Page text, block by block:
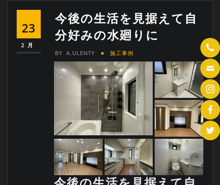
23
2月
今後の生活を見据えて自
分好みの水廻りに
BY A.ULENTY 施工事例